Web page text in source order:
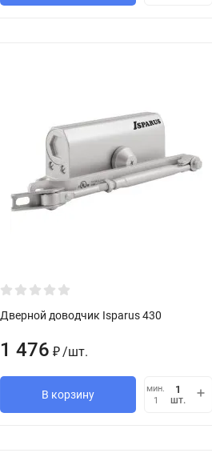
Дверной доводчик Isparus 430
1 476 ₽ /шт.
В корзину
мин.
1
шт.